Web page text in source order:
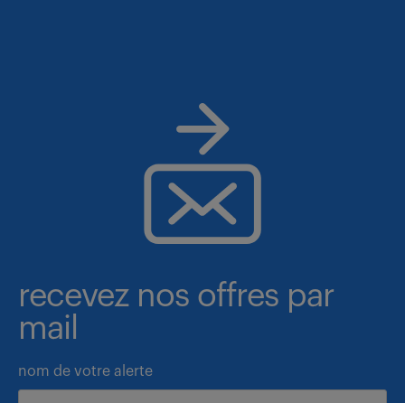
recevez nos offres par
mail
nom de votre alerte